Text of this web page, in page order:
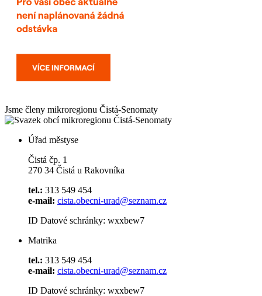
Jsme členy mikroregionu Čistá-Senomaty
Úřad městyse
Čistá čp. 1
270 34 Čistá u Rakovníka
tel.: 313 549 454
e-mail: cista.obecni-urad@seznam.cz
ID Datové schránky: wxxbew7
Matrika
tel.: 313 549 454
e-mail: cista.obecni-urad@seznam.cz
ID Datové schránky: wxxbew7